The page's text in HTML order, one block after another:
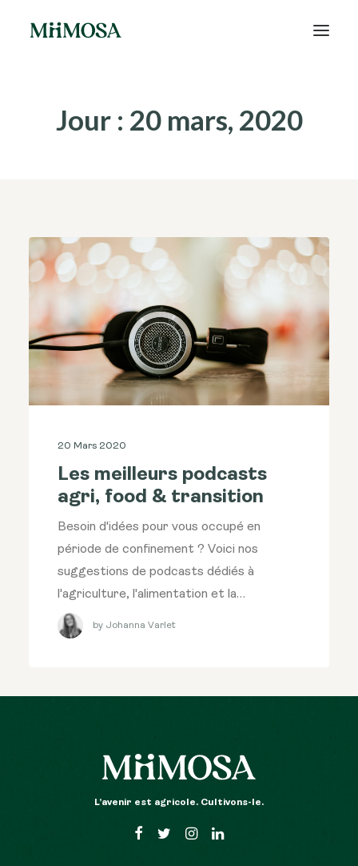
Épargne
Recherche
Jour : 20 mars, 2020
20 Mars 2020
Les meilleurs podcasts
agri, food & transition
Besoin d'idées pour vous occupé en
période de confinement ? Voici nos
suggestions de podcasts dédiés à
l'agriculture, l'alimentation et la…
by Johanna Varlet
L’avenir est agricole. Cultivons-le.